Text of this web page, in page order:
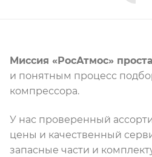
Миссия «РосАтмос» проста
и понятным процесс
компрессора.
У нас проверенный
цены и качественный
запасные части и